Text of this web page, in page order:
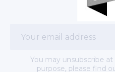
You may unsubscribe
purpose, please find